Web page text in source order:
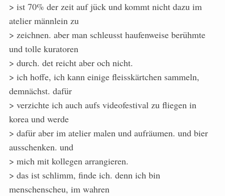
> ist 70% der zeit auf jück und kommt nicht dazu im
atelier männlein zu
> zeichnen. aber man schleusst haufenweise berühmte
und tolle kuratoren
> durch. det reicht aber och nicht.
> ich hoffe, ich kann einige fleisskärtchen sammeln,
demnächst. dafür
> verzichte ich auch aufs videofestival zu fliegen in
korea und werde
> dafür aber im atelier malen und aufräumen. und bier
ausschenken. und
> mich mit kollegen arrangieren.
> das ist schlimm, finde ich. denn ich bin
menschenscheu, im wahren